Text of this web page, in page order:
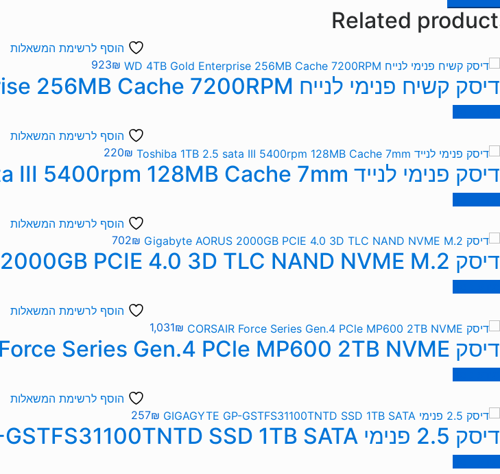
Related
הוסף לרשימת המשאלות
923₪
דיסק קשיח פנימי לנייח WD 4TB Gold Enterprise 256MB Cache 7200RPM
הוסף לרשימת המשאלות
220₪
דיסק פנימי לנייד Toshiba 1TB 2.5 sata III 5400rpm 128MB Cache 7mm
הוסף לרשימת המשאלות
702₪
דיסק Gigabyte AORUS 2000GB PCIE 4.0 3D TLC NAND NVME M.2
הוסף לרשימת המשאלות
1,031₪
דיסק CORSAIR Force Series Gen.4 PCle MP600 2TB NVME
הוסף לרשימת המשאלות
257₪
דיסק 2.5 פנימי GIGAGYTE GP-GSTFS31100TNTD SSD 1TB SATA